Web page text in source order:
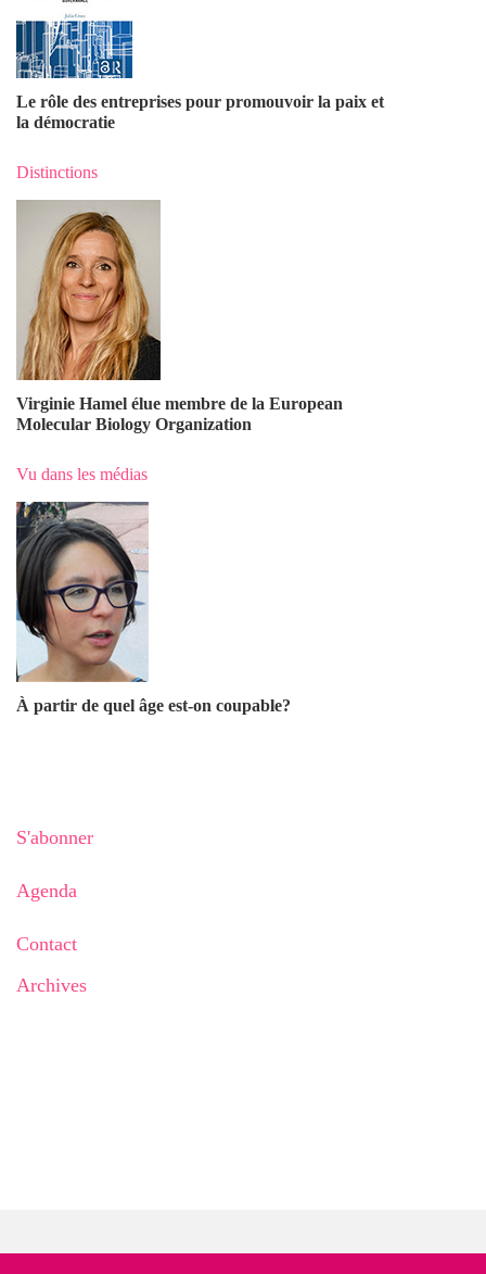
Le rôle des entreprises pour promouvoir la paix et
la démocratie
Distinctions
Virginie Hamel élue membre de la European
Molecular Biology Organization
Vu dans les médias
À partir de quel âge est-on coupable?
S'abonner
Agenda
Contact
Archives